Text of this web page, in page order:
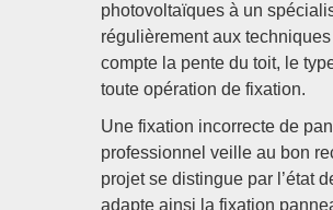
photovoltaïques à un
régulièrement aux
compte la pente du toit, le
toute opération de fixation.
Une fixation incorrecte de
professionnel veille au bon
projet se distingue par l’état
adapte ainsi la fixation